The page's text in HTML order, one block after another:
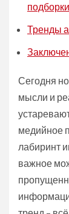
подборки
Тренды
Сегодня
мысли и
медийное
лабиринт
важное